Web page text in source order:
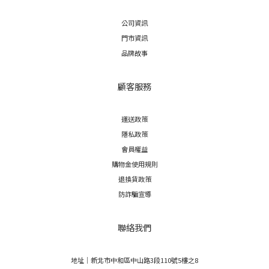
公司資訊
門市資訊
品牌故事
顧客服務
運送政策
隱私政策
會員權益
購物金使用規則
退換貨政策
防詐騙宣導
聯絡我們
地址｜新北市中和區中山路3段110號5樓之8